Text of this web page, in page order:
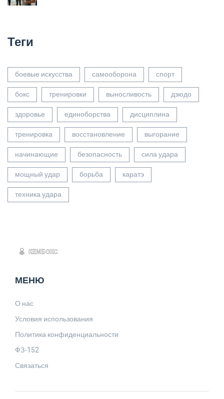
Теги
боевые искусства самооборона
спорт
бокс
тренировки выносливость
дзюдо
здоровье
единоборства
дисциплина
тренировка
восстановление
выгорание
начинающие
безопасность
сила удара
мощный удар
борьба
каратэ
техника удара
МЕНЮ
О нас
Условия использования
Политика конфиденциальности
ФЗ-152
Связаться